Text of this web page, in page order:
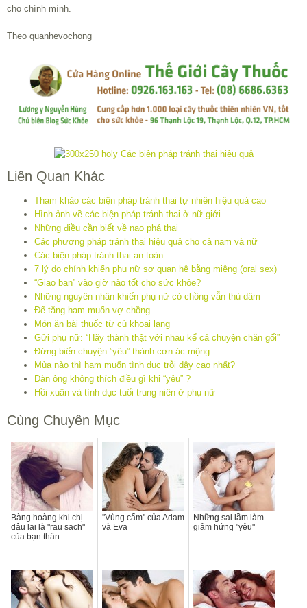
cho chính mình.
Theo quanhevochong
Liên Quan Khác
Tham khảo các biện pháp tránh thai tự nhiên hiệu quả cao
Hình ảnh về các biện pháp tránh thai ở nữ giới
Những điều cần biết về nạo phá thai
Các phương pháp tránh thai hiệu quả cho cả nam và nữ
Các biện pháp tránh thai an toàn
7 lý do chính khiến phụ nữ sợ quan hệ bằng miệng (oral sex)
“Giao ban” vào giờ nào tốt cho sức khỏe?
Những nguyên nhân khiến phụ nữ có chồng vẫn thủ dâm
Để tăng ham muốn vợ chồng
Món ăn bài thuốc từ củ khoai lang
Gửi phụ nữ: “Hãy thành thật với nhau kể cả chuyện chăn gối”
Đừng biến chuyện ”yêu” thành cơn ác mộng
Mùa nào thì ham muốn tình dục trỗi dậy cao nhất?
Đàn ông không thích điều gì khi “yêu” ?
Hồi xuân và tình dục tuổi trung niên ở phụ nữ
Cùng Chuyên Mục
Bàng hoàng khi chị
dâu lại là "rau sạch"
của bạn thân
''Vùng cấm'' của Adam
và Eva
Những sai lầm làm
giảm hứng "yêu"